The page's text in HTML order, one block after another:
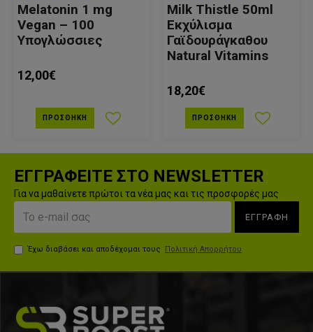
Melatonin 1 mg
Vegan – 100
Υπογλώσσιες
12,00€
ΠΡΟΣΘΉΚΗ
Milk Thistle 50ml
Εκχύλισμα
Γαϊδουράγκαθου
Natural Vitamins
18,20€
ΠΡΟΣΘΉΚΗ
ΕΓΓΡΑΦΕΙΤΕ ΣΤΟ NEWSLETTER
Για να μαθαίνετε πρώτοι τα νέα μας και τις προσφορές μας
ΕΓΓΡΑΦΗ
Έχω διαβάσει και αποδέχομαι τους Πολιτική Απορρήτου